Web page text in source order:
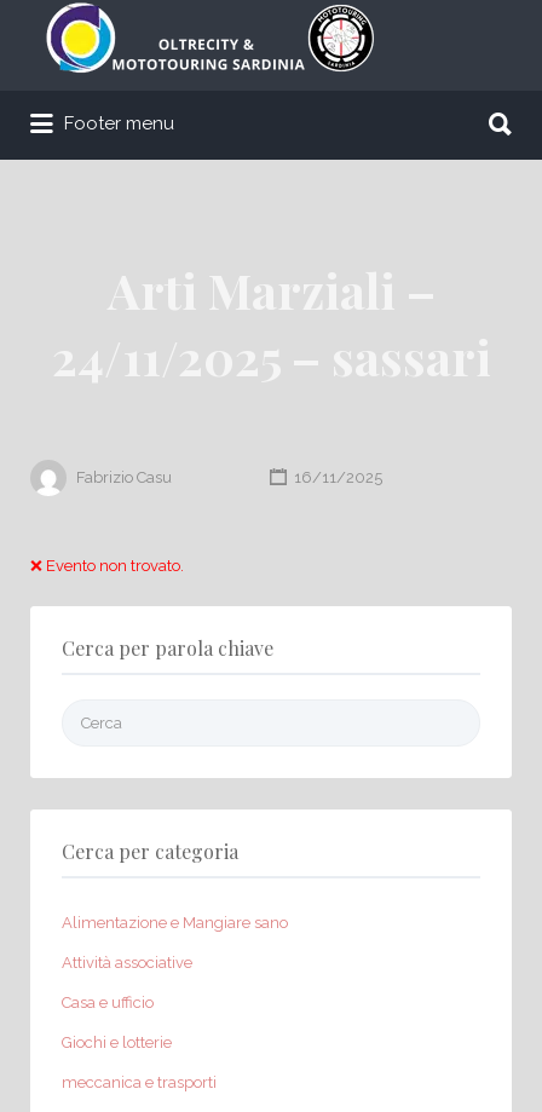
Cerca:
Footer menu
Arti Marziali –
24/11/2025 – sassari
Fabrizio Casu 16/11/2025
❌ Evento non trovato.
Cerca per parola chiave
Cerca per categoria
Alimentazione e Mangiare sano
Attività associative
Casa e ufficio
Giochi e lotterie
meccanica e trasporti